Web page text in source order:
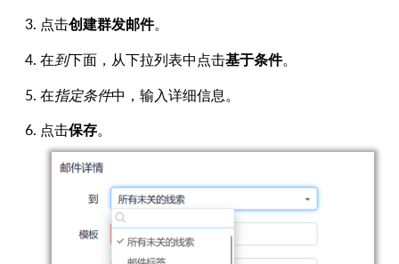
点击创建群发邮件。
在到下面，从下拉列表中点击基于条件。
在指定条件中，输入详细信息。
点击保存。